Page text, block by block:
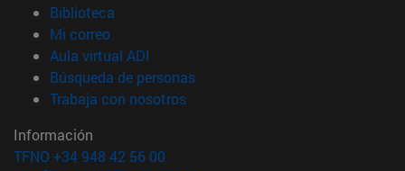
Biblioteca
Mi correo(abre en nueva ventana)
Aula virtual ADI
Búsqueda de personas(abre en nueva ventana)
Trabaja con nosotros(abre en nueva ventana)
Información
TFNO +34 948 42 56 00